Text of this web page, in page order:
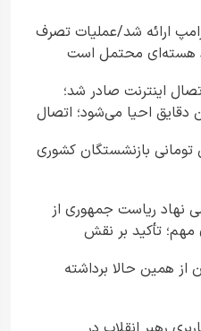
ارائه شد/عملیات تصرف
هسته‌ای محتمل است
اینترنت صادر شد؛
دقایق احیا می‌شود؛ اتصال
وام ۷۵ میلیون تومانی بازنشستگان کشوری
نهاد ریاست جمهوری از
مهم؛ تأکید بر نقش
ارتقای آگاهی عمومی
از همین حالا برداشته